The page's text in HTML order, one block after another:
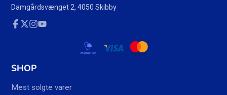
Damgårdsvænget 2, 4050 Skibby
SHOP
Mest solgte varer